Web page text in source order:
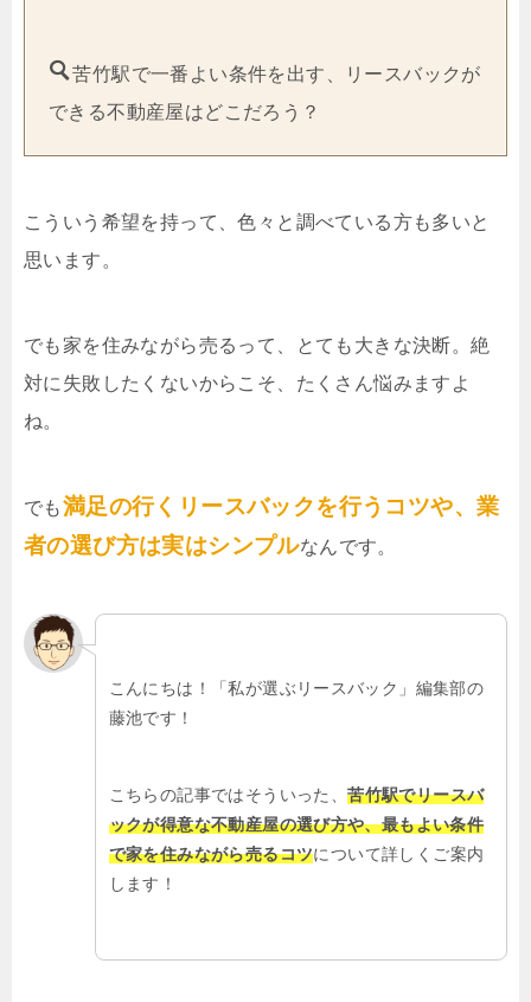
苦竹駅で一番よい条件を出す、リースバックが
できる不動産屋はどこだろう？
こういう希望を持って、色々と調べている方も多いと
思います。
でも家を住みながら売るって、とても大きな決断。絶
対に失敗したくないからこそ、たくさん悩みますよ
ね。
でも満足の行くリースバックを行うコツや、業
者の選び方は実はシンプルなんです。
こんにちは！「私が選ぶリースバック」編集部の
藤池です！
こちらの記事ではそういった、苦竹駅でリースバ
ックが得意な不動産屋の選び方や、最もよい条件
で家を住みながら売るコツについて詳しくご案内
します！